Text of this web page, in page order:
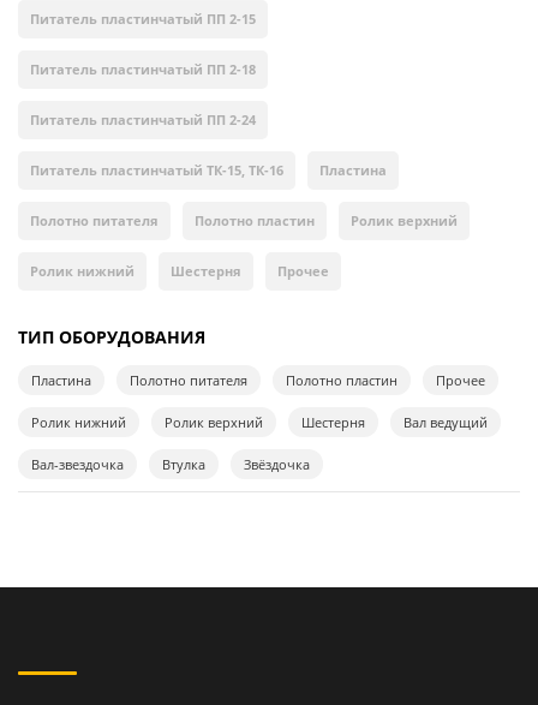
Питатель пластинчатый ПП 2-15
Питатель пластинчатый ПП 2-18
Питатель пластинчатый ПП 2-24
Питатель пластинчатый ТК-15, ТК-16 Пластина
Полотно питателя Полотно пластин Ролик верхний
Ролик нижний Шестерня Прочее
ТИП ОБОРУДОВАНИЯ
Пластина Полотно питателя Полотно пластин Прочее
Ролик нижний Ролик верхний Шестерня Вал ведущий
Вал-звездочка Втулка Звёздочка